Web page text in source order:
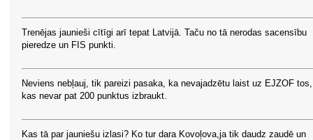
Trenējas jaunieši cītīgi arī tepat Latvijā. Taču no tā nerodas sacensību
pieredze un FIS punkti.
Neviens nebļauj, tik pareizi pasaka, ka nevajadzētu laist uz EJZOF tos,
kas nevar pat 200 punktus izbraukt.
Kas tā par jauniešu izlasi? Ko tur dara Kovoļova,ja tik daudz zaudē un